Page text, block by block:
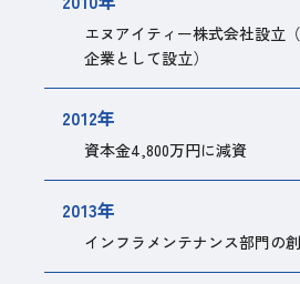
エヌアイティー株式会社設立
企業として設立）
2012年
資本金4,800万円に減資
2013年
インフラメンテナンス部門の